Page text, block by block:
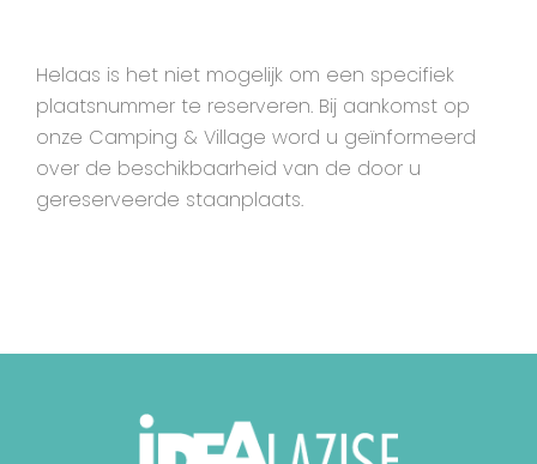
Galerij
INFO
Helaas is het niet mogelijk om een specifiek
plaatsnummer te reserveren. Bij aankomst op
onze Camping & Village word u geïnformeerd
over de beschikbaarheid van de door u
gereserveerde staanplaats.